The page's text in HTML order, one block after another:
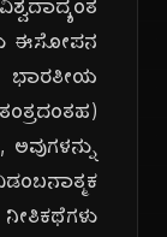
ಈಸೋಪನ
ಭಾರತೀಯ